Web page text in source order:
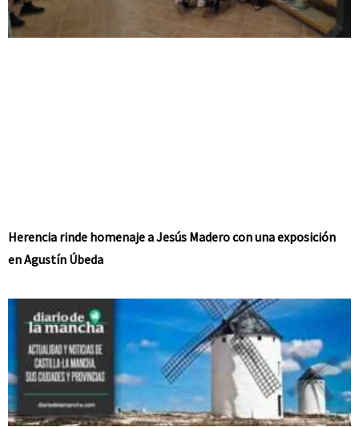
Herencia rinde homenaje a Jesús Madero con una exposición
en Agustín Úbeda